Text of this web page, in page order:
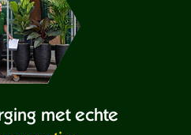
met echte